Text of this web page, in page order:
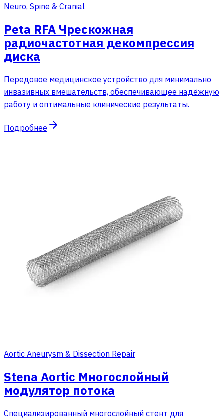
Neuro, Spine & Cranial
Peta RFA Чрескожная
радиочастотная декомпрессия
диска
Передовое медицинское устройство для минимально
инвазивных вмешательств, обеспечивающее надёжную
работу и оптимальные клинические результаты.
Подробнее
Aortic Aneurysm & Dissection Repair
Stena Aortic Многослойный
модулятор потока
Специализированный многослойный стент для